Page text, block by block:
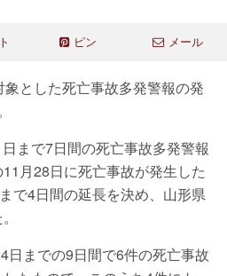
ピン メール
とした死亡事故多発警報の発
まで7日間の死亡事故多発警報
月28日に死亡事故が発生した
で4日間の延長を決め、山形県
日までの9日間で6件の死亡事故